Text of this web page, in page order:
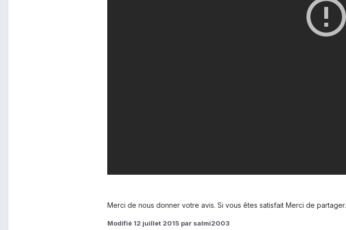
Merci de nous donner votre avis. Si vous êtes satisfait Merci de partager.
Modifié 12 juillet 2015 par salmi2003